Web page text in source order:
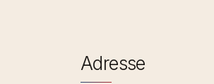
Adresse